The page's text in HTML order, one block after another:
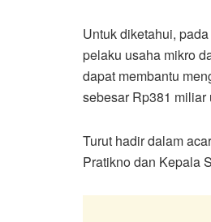
Untuk diketahui,
pelaku usaha mikro
dapat membantu
sebesar Rp381 miliar
Turut hadir dalam
Pratikno dan Kepala